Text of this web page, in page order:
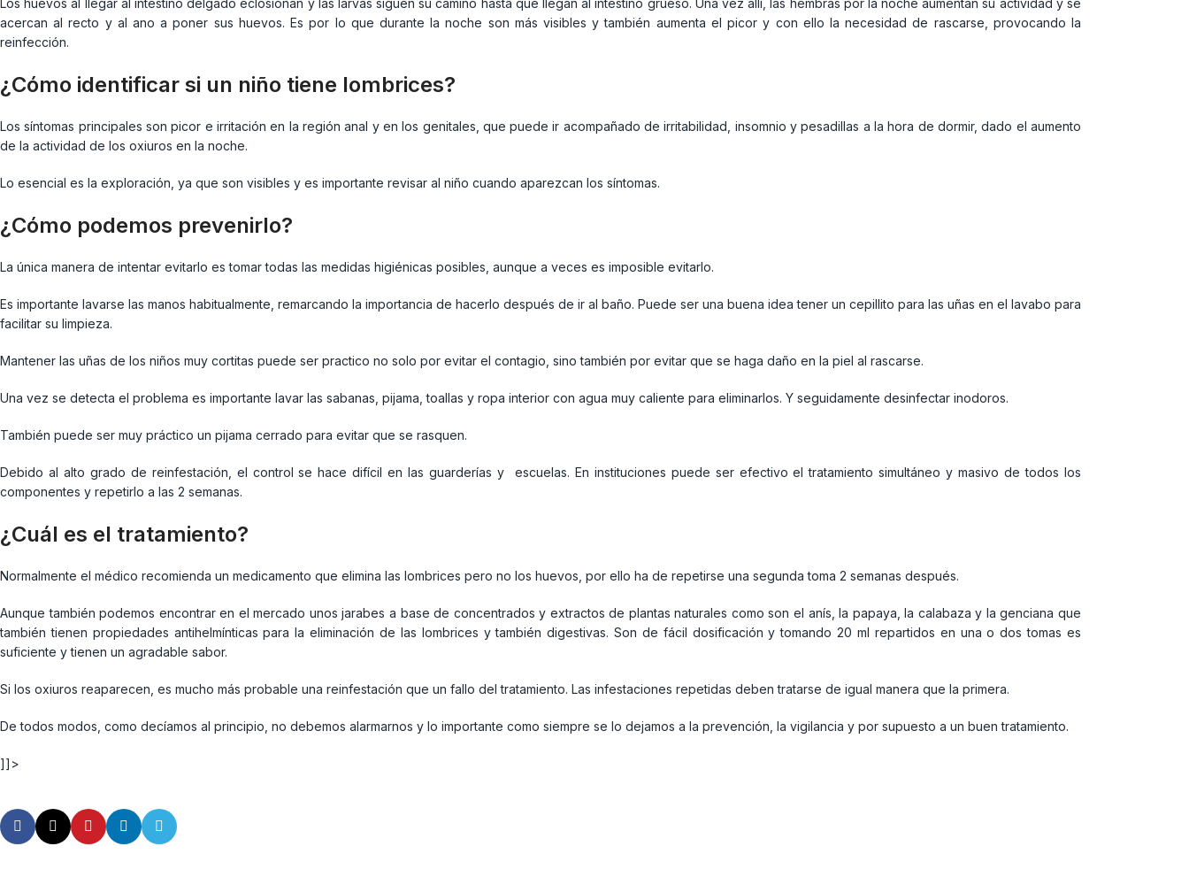
acercan al recto y al ano a poner sus huevos. Es por lo que durante la noche son más visibles y también aumenta el picor y con ello la necesidad de rascarse, provocando la
reinfección.
¿Cómo identificar si un niño tiene lombrices?
Los síntomas principales son picor e irritación en la región anal y en los genitales, que puede ir acompañado de irritabilidad, insomnio y pesadillas a la hora de dormir, dado el aumento
de la actividad de los oxiuros en la noche.
Lo esencial es la exploración, ya que son visibles y es importante revisar al niño cuando aparezcan los síntomas.
¿Cómo podemos prevenirlo?
La única manera de intentar evitarlo es tomar todas las medidas higiénicas posibles, aunque a veces es imposible evitarlo.
Es importante lavarse las manos habitualmente, remarcando la importancia de hacerlo después de ir al baño. Puede ser una buena idea tener un cepillito para las uñas en el lavabo para
facilitar su limpieza.
Mantener las uñas de los niños muy cortitas puede ser practico no solo por evitar el contagio, sino también por evitar que se haga daño en la piel al rascarse.
Una vez se detecta el problema es importante lavar las sabanas, pijama, toallas y ropa interior con agua muy caliente para eliminarlos. Y seguidamente desinfectar inodoros.
También puede ser muy práctico un pijama cerrado para evitar que se rasquen.
Debido al alto grado de reinfestación, el control se hace difícil en las guarderías y escuelas. En instituciones puede ser efectivo el tratamiento simultáneo y masivo de todos los
componentes y repetirlo a las 2 semanas.
¿Cuál es el tratamiento?
Normalmente el médico recomienda un medicamento que elimina las lombrices pero no los huevos, por ello ha de repetirse una segunda toma 2 semanas después.
Aunque también podemos encontrar en el mercado unos jarabes a base de concentrados y extractos de plantas naturales como son el anís, la papaya, la calabaza y la genciana que
también tienen propiedades antihelmínticas para la eliminación de las lombrices y también digestivas. Son de fácil dosificación y tomando 20 ml repartidos en una o dos tomas es
suficiente y tienen un agradable sabor.
Si los oxiuros reaparecen, es mucho más probable una reinfestación que un fallo del tratamiento. Las infestaciones repetidas deben tratarse de igual manera que la primera.
De todos modos, como decíamos al principio, no debemos alarmarnos y lo importante como siempre se lo dejamos a la prevención, la vigilancia y por supuesto a un buen tratamiento.
]]>